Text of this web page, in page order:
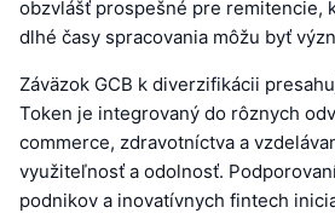
obzvlášť prospešné pre remitencie,
dlhé časy spracovania môžu byť
Záväzok GCB k diverzifikácii
Token je integrovaný do rôznych
commerce, zdravotníctva a
využiteľnosť a odolnosť.
podnikov a inovatívnych fintech